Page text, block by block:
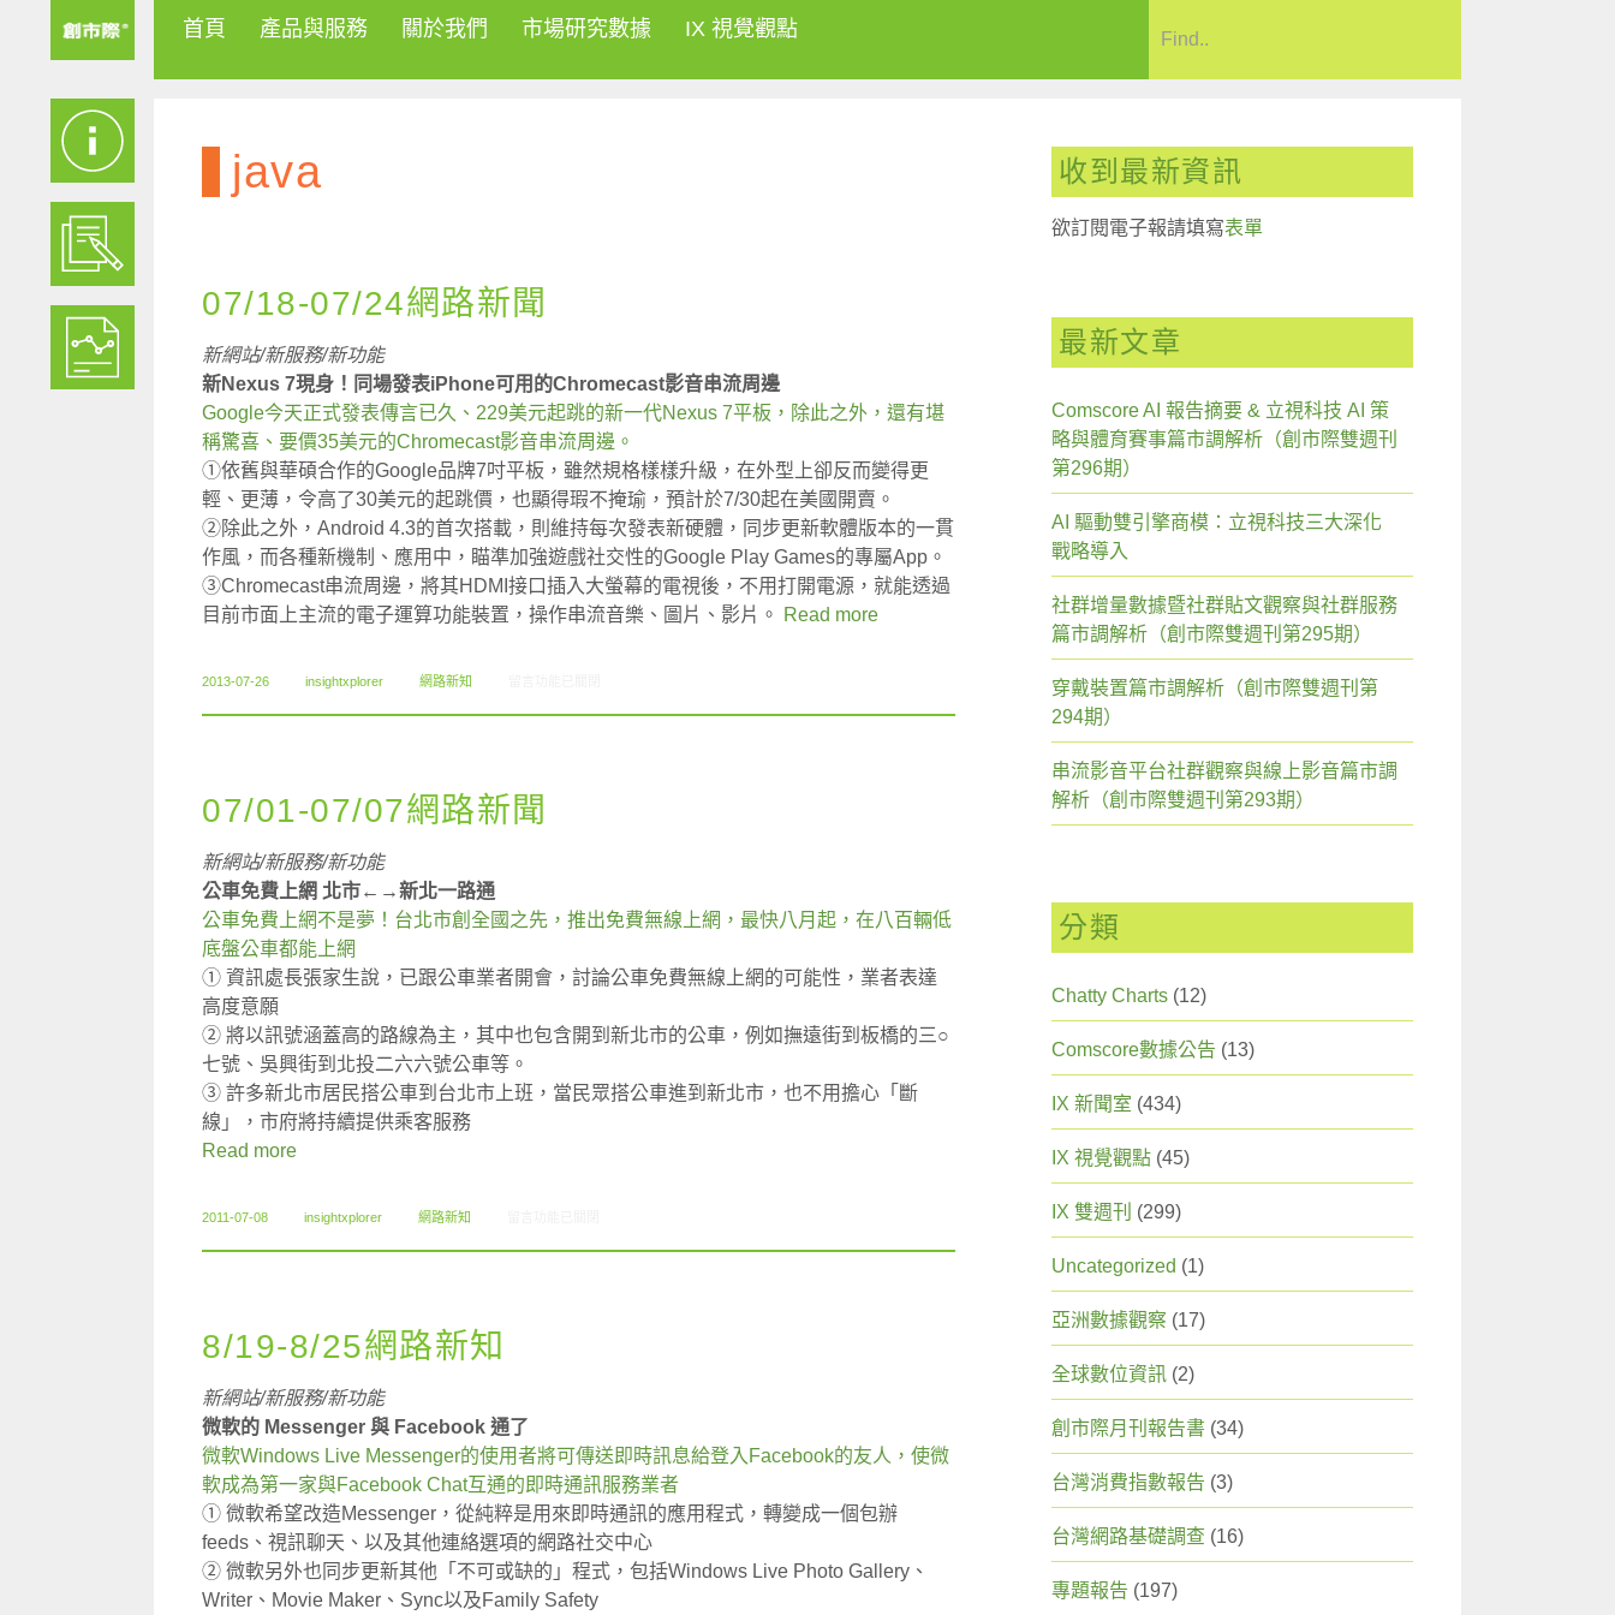
首頁 產品與服務 關於我們 市場研究數據 IX 視覺觀點
java
07/18-07/24網路新聞
新網站/新服務/新功能
新Nexus 7現身！同場發表iPhone可用的Chromecast影音串流周邊
Google今天正式發表傳言已久、229美元起跳的新一代Nexus 7平板，除此之外，還有堪
稱驚喜、要價35美元的Chromecast影音串流周邊。
①依舊與華碩合作的Google品牌7吋平板，雖然規格樣樣升級，在外型上卻反而變得更
輕、更薄，令高了30美元的起跳價，也顯得瑕不掩瑜，預計於7/30起在美國開賣。
②除此之外，Android 4.3的首次搭載，則維持每次發表新硬體，同步更新軟體版本的一貫
作風，而各種新機制、應用中，瞄準加強遊戲社交性的Google Play Games的專屬App。
③Chromecast串流周邊，將其HDMI接口插入大螢幕的電視後，不用打開電源，就能透過
目前市面上主流的電子運算功能裝置，操作串流音樂、圖片、影片。
Read more
2013-07-26 insightxplorer 網路新知
07/01-07/07網路新聞
新網站/新服務/新功能
公車免費上網 北市←→新北一路通
公車免費上網不是夢！台北市創全國之先，推出免費無線上網，最快八月起，在八百輛低
底盤公車都能上網
① 資訊處長張家生說，已跟公車業者開會，討論公車免費無線上網的可能性，業者表達
高度意願
② 將以訊號涵蓋高的路線為主，其中也包含開到新北市的公車，例如撫遠街到板橋的三○
七號、吳興街到北投二六六號公車等。
③ 許多新北市居民搭公車到台北市上班，當民眾搭公車進到新北市，也不用擔心「斷
線」，市府將持續提供乘客服務
Read more
2011-07-08 insightxplorer 網路新知
8/19-8/25網路新知
新網站/新服務/新功能
微軟的 Messenger 與 Facebook 通了
微軟Windows Live Messenger的使用者將可傳送即時訊息給登入Facebook的友人，使微
軟成為第一家與Facebook Chat互通的即時通訊服務業者
① 微軟希望改造Messenger，從純粹是用來即時通訊的應用程式，轉變成一個包辦
feeds、視訊聊天、以及其他連絡選項的網路社交中心
② 微軟另外也同步更新其他「不可或缺的」程式，包括Windows Live Photo Gallery、
Writer、Movie Maker、Sync以及Family Safety
收到最新資訊
欲訂閱電子報請填寫表單
最新文章
Comscore AI 報告摘要 & 立視科技 AI 策
略與體育賽事篇市調解析（創市際雙週刊
第296期）
AI 驅動雙引擎商模：立視科技三大深化
戰略導入
社群增量數據暨社群貼文觀察與社群服務
篇市調解析（創市際雙週刊第295期）
穿戴裝置篇市調解析（創市際雙週刊第
294期）
串流影音平台社群觀察與線上影音篇市調
解析（創市際雙週刊第293期）
分類
Chatty Charts (12)
Comscore數據公告 (13)
IX 新聞室 (434)
IX 視覺觀點 (45)
IX 雙週刊 (299)
Uncategorized (1)
亞洲數據觀察 (17)
全球數位資訊 (2)
創市際月刊報告書 (34)
台灣消費指數報告 (3)
台灣網路基礎調查 (16)
專題報告 (197)